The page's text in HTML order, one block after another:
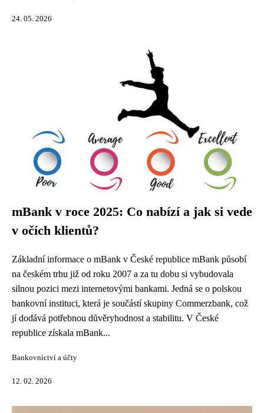
24. 05. 2026
mBank v roce 2025: Co nabízí a jak si vede
v očích klientů?
Základní informace o mBank v České republice mBank působí
na českém trhu již od roku 2007 a za tu dobu si vybudovala
silnou pozici mezi internetovými bankami. Jedná se o polskou
bankovní instituci, která je součástí skupiny Commerzbank, což
jí dodává potřebnou důvěryhodnost a stabilitu. V České
republice získala mBank...
Bankovnictví a účty
12. 02. 2026